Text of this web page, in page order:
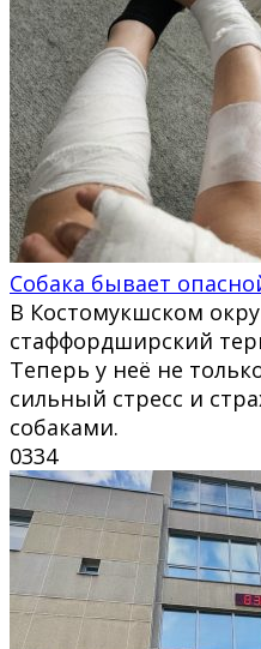
Собака бывает
В Костомукшском
стаффордширский
Теперь у неё не
сильный стресс и
собаками.
0334